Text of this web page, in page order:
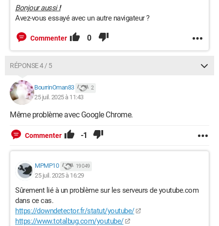
Bonjour aussi!
Avez-vous essayé avec un autre navigateur ?
Commenter 0
RÉPONSE 4 / 5
BourrinOman83 2
25 juil. 2025 à 11:43
Même problème avec Google Chrome.
Commenter -1
MPMP10 19 049
25 juil. 2025 à 16:29
Sûrement lié à un problème sur les serveurs de youtube.com
dans ce cas.
https://downdetector.fr/statut/youtube/
https://www.totalbug.com/youtube/